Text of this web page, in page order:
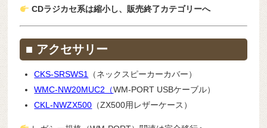
CDラジカセ系は縮小し、販売終了カテゴリーへ
■ アクセサリー
CKS-SRSWS1
（ネックスピーカーカバー）
WMC-NW20MUC2（WM-PORT USBケーブル）
CKL-NWZX500 （ZX500用レザーケース）